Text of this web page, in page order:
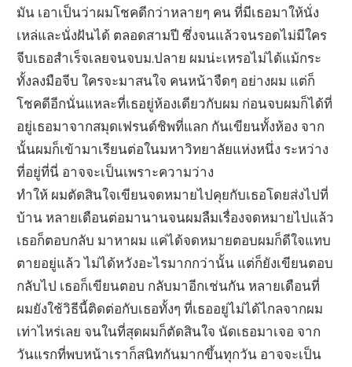
มัน เอาเป็นว่าผมโชคดีกว่าหลายๆ คน ที่มีเธอมาให้นั่ง
เหล่และนั่งฝันได้ ตลอดสามปี ซึ่งจนแล้วจนรอดไม่มีใคร
จีบเธอสำเร็จเลยจนจบม.ปลาย ผมน่ะเหรอไม่ได้แม้กระ
ทั้งลงมือจีบ ใครจะมาสนใจ คนหน้าจืดๆ อย่างผม แต่ก็
โชคดีอีกนั่นแหละที่เธอยู่ห้องเดียวกับผม ก่อนจบผมก็ได้ที่
อยู่เธอมาจากสมุดเฟรนด์ชิพที่แลก กันเขียนทั้งห้อง จาก
นั้นผมก็เข้ามาเรียนต่อในมหาวิทยาลัยแห่งหนึ่ง ระหว่าง
ที่อยู่ที่นี่ อาจจะเป็นเพราะความว่าง
ทำให้ ผมตัดสินใจเขียนจดหมายไปคุยกับเธอโดยส่งไปที่
บ้าน หลายเดือนต่อมานานจนผมลืมเรื่องจดหมายไปแล้ว
เธอก็ตอบกลับ มาหาผม แค่ได้จดหมายตอบผมก็ดีใจแทบ
ตายอยู่แล้ว ไม่ได้หวังอะไรมากกว่านั้น แต่ก็ยังเขียนตอบ
กลับไป เธอก็เขียนตอบ กลับมาอีกเช่นกัน หลายเดือนที่
ผมยังใช้วิธีนี้ติดต่อกับเธอทั้งๆ ที่เธออยู่ไม่ได้ไกลจากผม
เท่าไหร่เลย จนในที่สุดผมก็ตัดสินใจ นัดเธอมาเจอ จาก
วันแรกที่พบหน้าเราก็สนิทกันมากขึ้นทุกวัน อาจจะเป็น